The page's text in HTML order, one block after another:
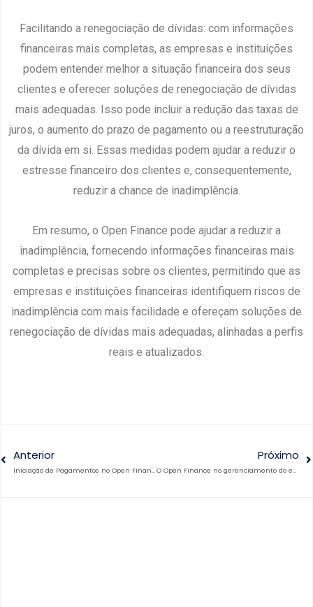
Facilitando a renegociação de dívidas: com informações
financeiras mais completas, as empresas e instituições
podem entender melhor a situação financeira dos seus
clientes e oferecer soluções de renegociação de dívidas
mais adequadas. Isso pode incluir a redução das taxas de
juros, o aumento do prazo de pagamento ou a reestruturação
da dívida em si. Essas medidas podem ajudar a reduzir o
estresse financeiro dos clientes e, consequentemente,
reduzir a chance de inadimplência.
Em resumo, o Open Finance pode ajudar a reduzir a
inadimplência, fornecendo informações financeiras mais
completas e precisas sobre os clientes, permitindo que as
empresas e instituições financeiras identifiquem riscos de
inadimplência com mais facilidade e ofereçam soluções de
renegociação de dívidas mais adequadas, alinhadas a perfis
reais e atualizados.
Anterior
Iniciação de Pagamentos no Open Finance
Próximo
O Open Finance no gerenciamento do estresse financeiro